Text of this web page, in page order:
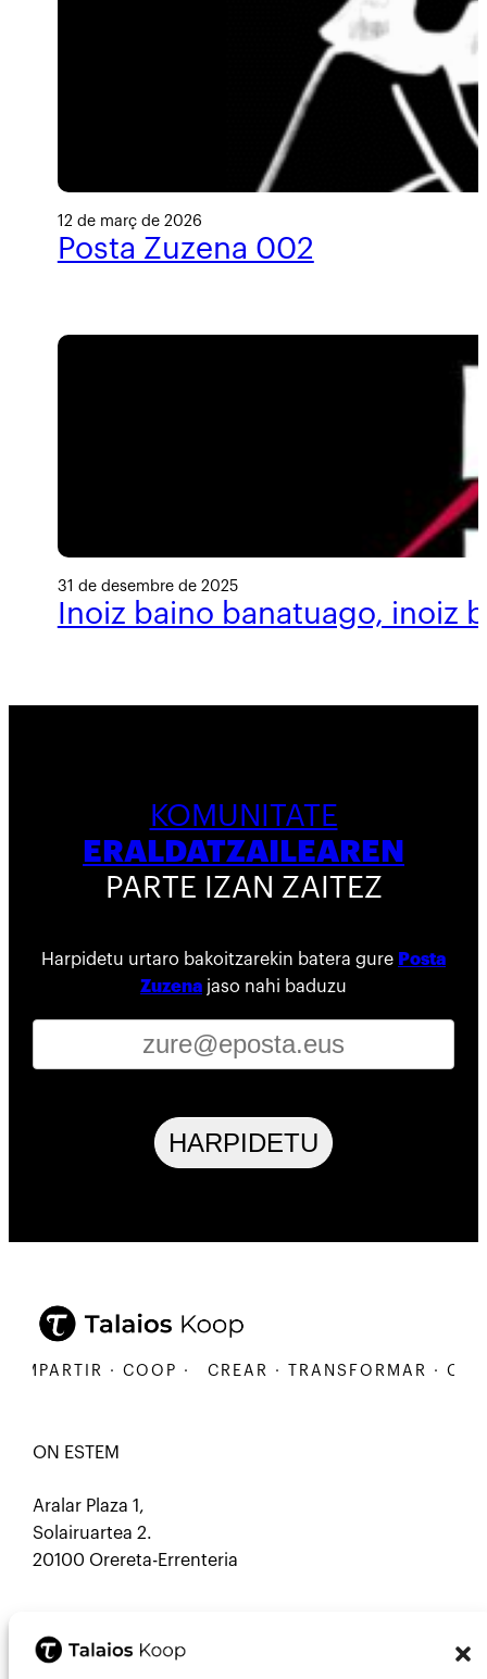
12 de març de 2026
Posta Zuzena 002
31 de desembre de 2025
Inoiz baino banatuago, inoiz
KOMUNITATE
ERALDATZAILEAREN
PARTE IZAN ZAITEZ
Harpidetu urtaro bakoitzarekin batera gure Posta
Zuzena jaso nahi baduzu
HARPIDETU
· COOP · CREAR · TRANSFORMAR ·
ON ESTEM
Aralar Plaza 1,
Solairuartea 2.
20100 Orereta-Errenteria